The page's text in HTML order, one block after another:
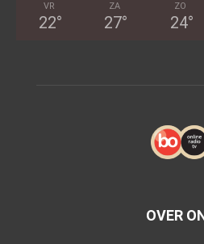
VR
22°
ZA
27°
ZO
24°
OVER